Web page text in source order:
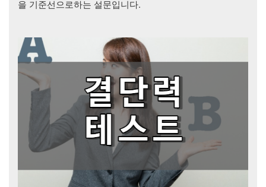
을 기준선으로하는 설문입니다.